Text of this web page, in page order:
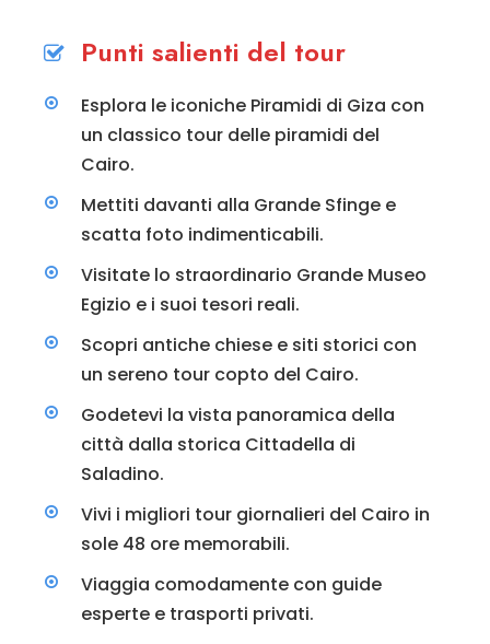
Punti salienti del tour
Esplora le iconiche Piramidi di Giza con
un classico tour delle piramidi del
Cairo.
Mettiti davanti alla Grande Sfinge e
scatta foto indimenticabili.
Visitate lo straordinario Grande Museo
Egizio e i suoi tesori reali.
Scopri antiche chiese e siti storici con
un sereno tour copto del Cairo.
Godetevi la vista panoramica della
città dalla storica Cittadella di
Saladino.
Vivi i migliori tour giornalieri del Cairo in
sole 48 ore memorabili.
Viaggia comodamente con guide
esperte e trasporti privati.